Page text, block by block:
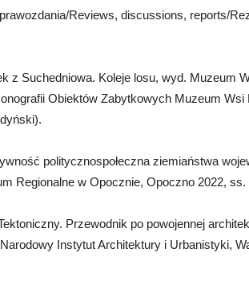
Reviews, discussions, reports/
z Suchedniowa. Koleje losu, wyd. Muzeum
Obiektów Zabytkowych Muzeum
polityczno­społeczna ziemiaństwa
Regionalne w Opocznie, Opoczno 2022, ss.
Przewodnik po powojennej
Instytut Architektury i Urbanistyki,